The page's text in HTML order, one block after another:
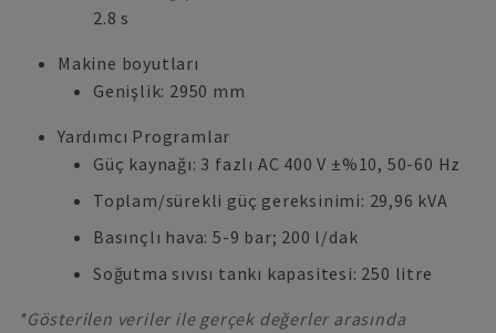
2.8 s
Makine boyutları
Genişlik: 2950 mm
Yardımcı Programlar
Güç kaynağı: 3 fazlı AC 400 V ±%10, 50-60 Hz
Toplam/sürekli güç gereksinimi: 29,96 kVA
Basınçlı hava: 5-9 bar; 200 l/dak
Soğutma sıvısı tankı kapasitesi: 250 litre
*Gösterilen veriler ile gerçek değerler arasında